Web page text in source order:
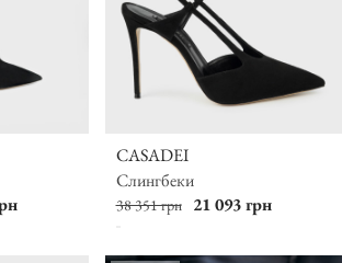
CASADEI
Слингбеки
38 351 грн 21 093 грн